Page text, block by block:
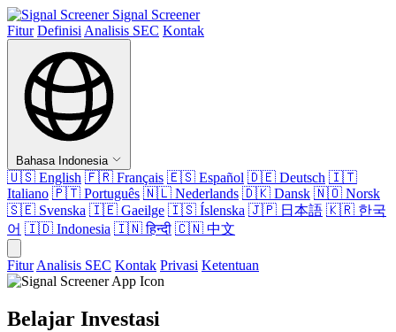
Signal Screener
Fitur Definisi Analisis SEC Kontak
Bahasa Indonesia
🇺🇸 English 🇫🇷 Français 🇪🇸 Español 🇩🇪 Deutsch 🇮🇹
Italiano 🇵🇹 Português 🇳🇱 Nederlands 🇩🇰 Dansk 🇳🇴 Norsk
🇸🇪 Svenska 🇮🇪 Gaeilge 🇮🇸 Íslenska 🇯🇵 日本語 🇰🇷 한국
어 🇮🇩 Indonesia 🇮🇳हिन्दी 🇨🇳 中文
Fitur Analisis SEC Kontak Privasi Ketentuan
Belajar Investasi